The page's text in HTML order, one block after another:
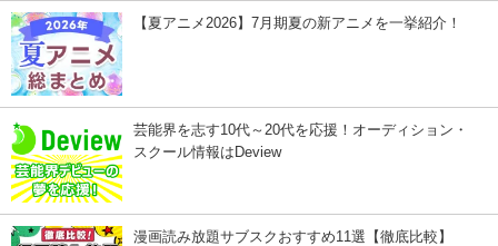
【夏アニメ2026】7月期夏の新アニメを一挙紹介！
芸能界を志す10代～20代を応援！オーディション・
スクール情報はDeview
漫画読み放題サブスクおすすめ11選【徹底比較】